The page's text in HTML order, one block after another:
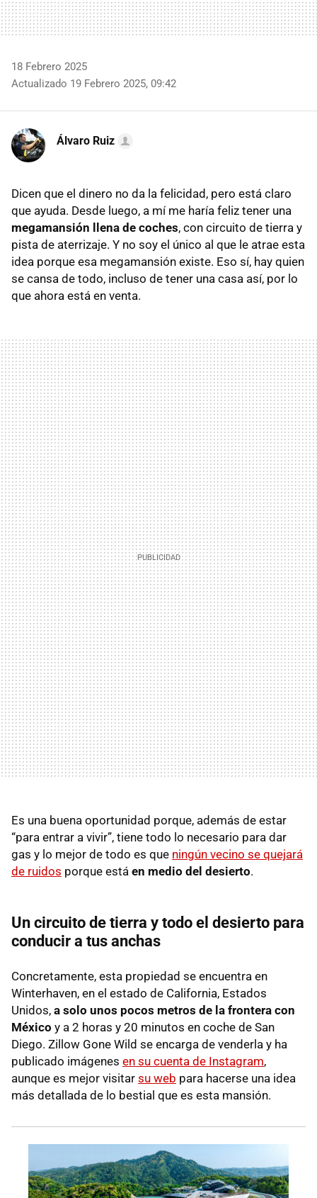
18 Febrero 2025
Actualizado 19 Febrero 2025, 09:42
Álvaro Ruiz
Dicen que el dinero no da la felicidad, pero está claro
que ayuda. Desde luego, a mí me haría feliz tener una
megamansión llena de coches, con circuito de tierra y
pista de aterrizaje. Y no soy el único al que le atrae esta
idea porque esa megamansión existe. Eso sí, hay quien
se cansa de todo, incluso de tener una casa así, por lo
que ahora está en venta.
Es una buena oportunidad porque, además de estar
“para entrar a vivir”, tiene todo lo necesario para dar
gas y lo mejor de todo es que ningún vecino se quejará
de ruidos porque está en medio del desierto.
Un circuito de tierra y todo el desierto para
conducir a tus anchas
Concretamente, esta propiedad se encuentra en
Winterhaven, en el estado de California, Estados
Unidos, a solo unos pocos metros de la frontera con
México y a 2 horas y 20 minutos en coche de San
Diego. Zillow Gone Wild se encarga de venderla y ha
publicado imágenes en su cuenta de Instagram,
aunque es mejor visitar su web para hacerse una idea
más detallada de lo bestial que es esta mansión.